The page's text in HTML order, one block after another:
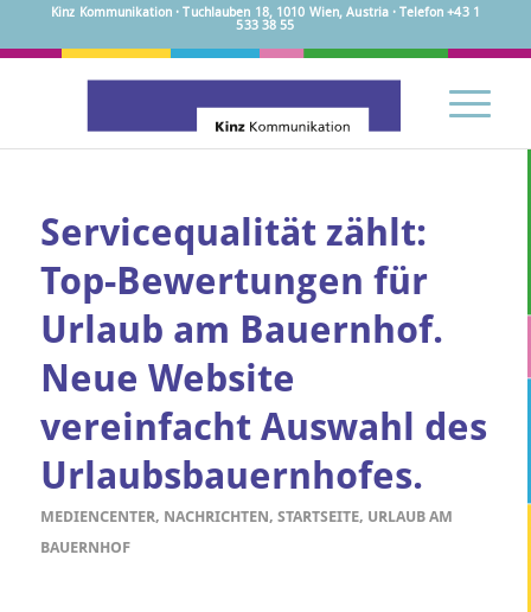
Kinz Kommunikation · Tuchlauben 18, 1010 Wien, Austria · Telefon +43 1
533 38 55
Servicequalität zählt:
Top-Bewertungen für
Urlaub am Bauernhof.
Neue Website
vereinfacht Auswahl des
Urlaubsbauernhofes.
MEDIENCENTER, NACHRICHTEN, STARTSEITE, URLAUB AM
BAUERNHOF